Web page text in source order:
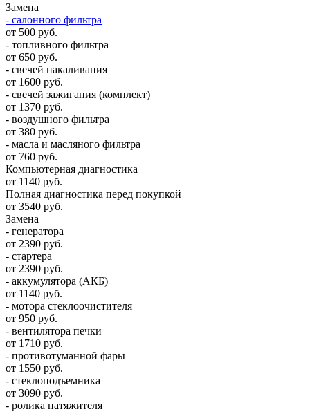
Замена
- салонного фильтра
от 500 руб.
- топливного фильтра
от 650 руб.
- свечей накаливания
от 1600 руб.
- свечей зажигания (комплект)
от 1370 руб.
- воздушного фильтра
от 380 руб.
- масла и масляного фильтра
от 760 руб.
Компьютерная диагностика
от 1140 руб.
Полная диагностика перед покупкой
от 3540 руб.
Замена
- генератора
от 2390 руб.
- стартера
от 2390 руб.
- аккумулятора (АКБ)
от 1140 руб.
- мотора стеклоочистителя
от 950 руб.
- вентилятора печки
от 1710 руб.
- противотуманной фары
от 1550 руб.
- стеклоподъемника
от 3090 руб.
- ролика натяжителя